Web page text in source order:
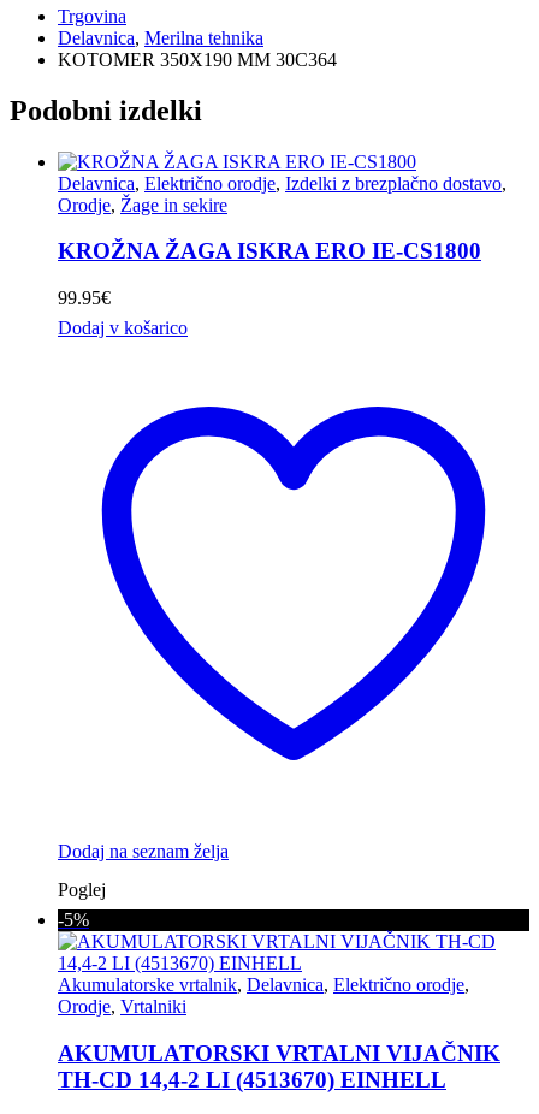
Trgovina
Delavnica, Merilna tehnika
KOTOMER 350X190 MM 30C364
Podobni izdelki
Delavnica, Električno orodje, Izdelki z brezplačno dostavo,
Orodje, Žage in sekire
KROŽNA ŽAGA ISKRA ERO IE-CS1800
99.95€
Dodaj v košarico
Dodaj na seznam želja
Poglej
-5%
Akumulatorske vrtalnik, Delavnica, Električno orodje,
Orodje, Vrtalniki
AKUMULATORSKI VRTALNI VIJAČNIK
TH-CD 14,4-2 LI (4513670) EINHELL